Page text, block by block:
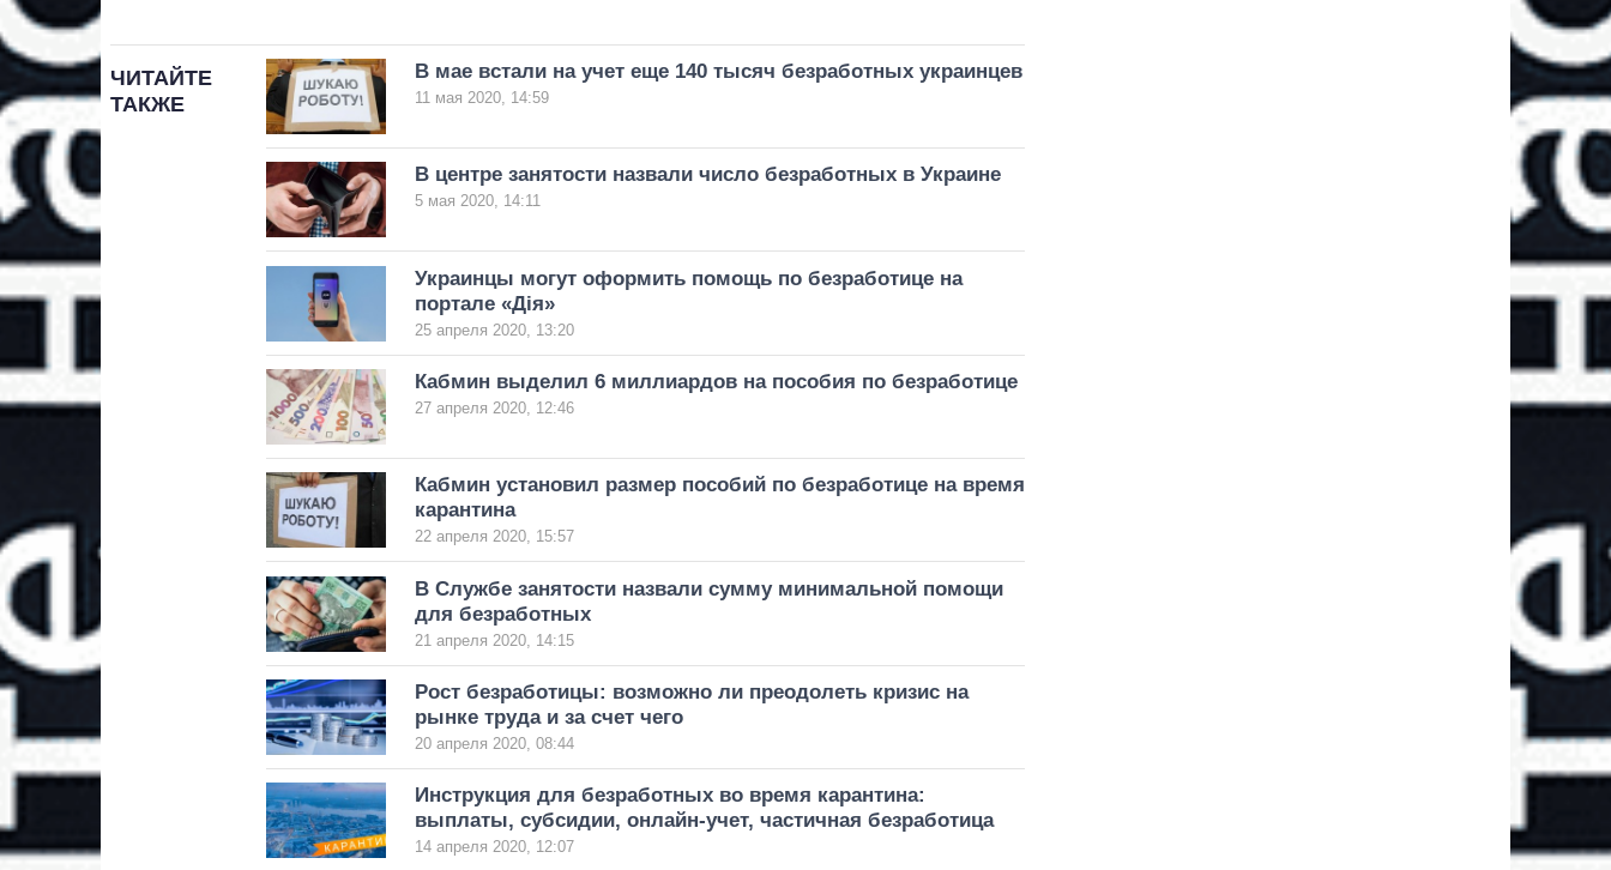
ЧИТАЙТЕ
ТАКЖЕ
В мае встали на учет еще 140 тысяч безработных украинцев
11 мая 2020, 14:59
В центре занятости назвали число безработных в Украине
5 мая 2020, 14:11
Украинцы могут оформить помощь по безработице на
портале «Дія»
25 апреля 2020, 13:20
Кабмин выделил 6 миллиардов на пособия по безработице
27 апреля 2020, 12:46
Кабмин установил размер пособий по безработице на время
карантина
22 апреля 2020, 15:57
В Службе занятости назвали сумму минимальной помощи
для безработных
21 апреля 2020, 14:15
Рост безработицы: возможно ли преодолеть кризис на
рынке труда и за счет чего
20 апреля 2020, 08:44
Инструкция для безработных во время карантина:
выплаты, субсидии, онлайн-учет, частичная безработица
14 апреля 2020, 12:07